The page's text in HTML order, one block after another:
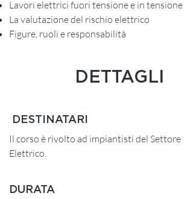
Lavori elettrici fuori tensione e in tensione
La valutazione del rischio elettrico
Figure, ruoli e responsabilità
DETTAGLI
DESTINATARI
Il corso è rivolto ad impiantisti del Settore
Elettrico.
DURATA